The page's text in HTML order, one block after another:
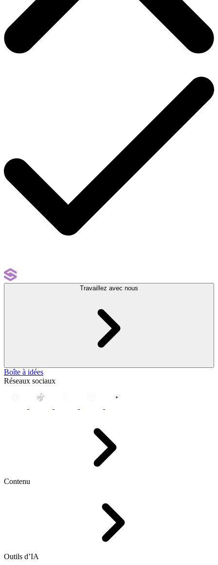
Travaillez avec nous
Boîte à idées
Réseaux sociaux
Contenu
Outils d’IA